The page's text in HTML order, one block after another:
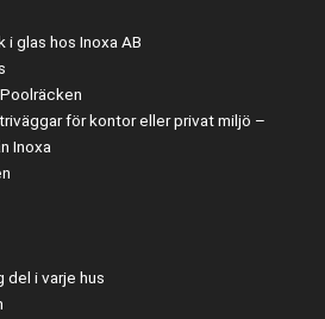
i glas hos Inoxa AB
för kontor eller privat miljö –
Inoxa
del i varje hus